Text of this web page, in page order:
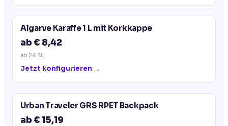
Algarve Karaffe 1 L mit Korkkappe
ab € 8,42
ab 24 St.
Jetzt konfigurieren →
Urban Traveler GRS RPET Backpack
ab € 15,19